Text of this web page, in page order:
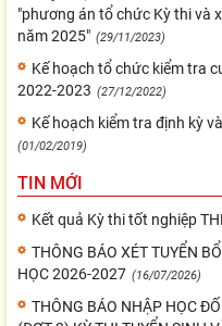
"phương án tổ chức Kỳ thi và
năm 2025" (29/11/2023)
Kế hoạch tổ chức kiểm tra
2022-2023 (27/12/2022)
Kế hoạch kiểm tra định kỳ
(01/02/2019)
TIN MỚI
Kết quả Kỳ thi tốt nghiệp
THÔNG BÁO XÉT TUYỂN
HỌC 2026-2027 (16/07/2026)
THÔNG BÁO NHẬP HỌC